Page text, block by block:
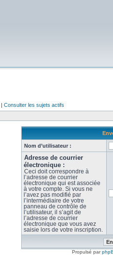
| Consulter les sujets actifs
Nom d’utilisateur :
Adresse de courrier
électronique :
Ceci doit correspondre à
l’adresse de courrier
électronique qui est associée
à votre compte. Si vous ne
l’avez pas modifié par
l’intermédiaire de votre
panneau de contrôle de
l’utilisateur, il s’agit de
l’adresse de courrier
électronique que vous avez
saisie lors de votre inscription.
Propulsé par